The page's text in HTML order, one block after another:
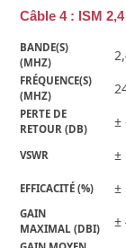
Câble 4 : ISM
BANDE(S)
(MHZ)
FRÉQUENCE(S)
(MHZ)
PERTE DE
RETOUR (DB)
±
VSWR ±
EFFICACITÉ (%) ±
GAIN
MAXIMAL (DBI)
±